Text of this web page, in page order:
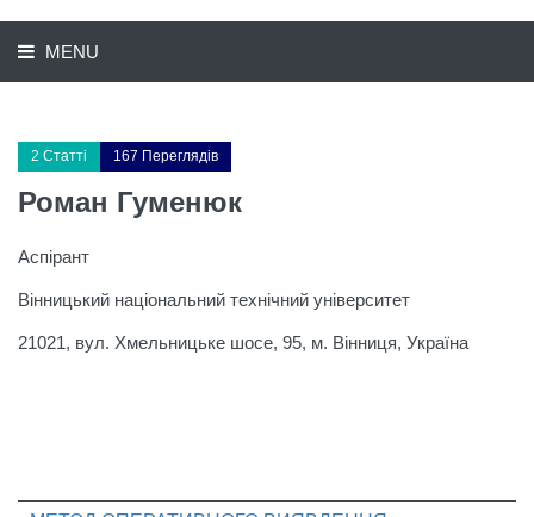
MENU
2 Статті 167 Переглядів
Роман Гуменюк
Аспірант
Вінницький національний технічний університет
21021, вул. Хмельницьке шосе, 95, м. Вінниця, Україна